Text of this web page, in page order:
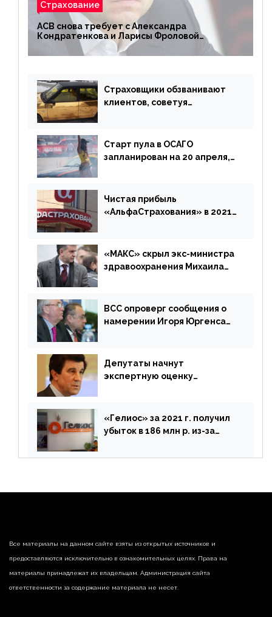
Страхование
АСВ снова требует с Александра
Кондратенкова и Ларисы Фроловой
возмещения убытков на 1,5 млрд р.
Страховщики обзванивают
клиентов, советуя
Старт пула в ОСАГО
запланирован на 20 апреля,
дублировать [дополнено]
Чистая прибыль
«АльфаСтрахования» в 2021
«МАКС» скрыл экс-министра
здравоохранения Михаила
ВСС опроверг сообщения о
намерении Игоря Юргенса
Депутаты начнут
экспертную оценку
«Гелиос» за 2021 г. получил
убыток в 186 млн р. из-за
реализации недвижимости
Все материалы на данном сайте взяты из открытых источников и
предоставляются исключительно в ознакомительных целях. Права на
материалы принадлежат их владельцам. Администрация сайта
ответственности за содержание материала не несет.